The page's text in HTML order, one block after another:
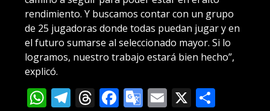
rendimiento. Y buscamos contar con un grupo
de 25 jugadoras donde todas puedan jugar y en
el futuro sumarse al seleccionado mayor. Si lo
logramos, nuestro trabajo estará bien hecho”,
explicó.
WhatsApp
Telegram
Threads
Facebook
Google
Email
X